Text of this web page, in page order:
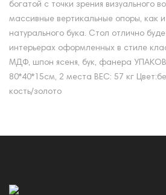
богатой с точки зрения визуального
массивные вертикальные опоры, как
натурального бука. Стол отлично
интерьерах оформленных в стиле
МДФ, шпон ясеня, бук, фанера
80*40*15см, 2 места ВЕС: 57 кг
кость/золото